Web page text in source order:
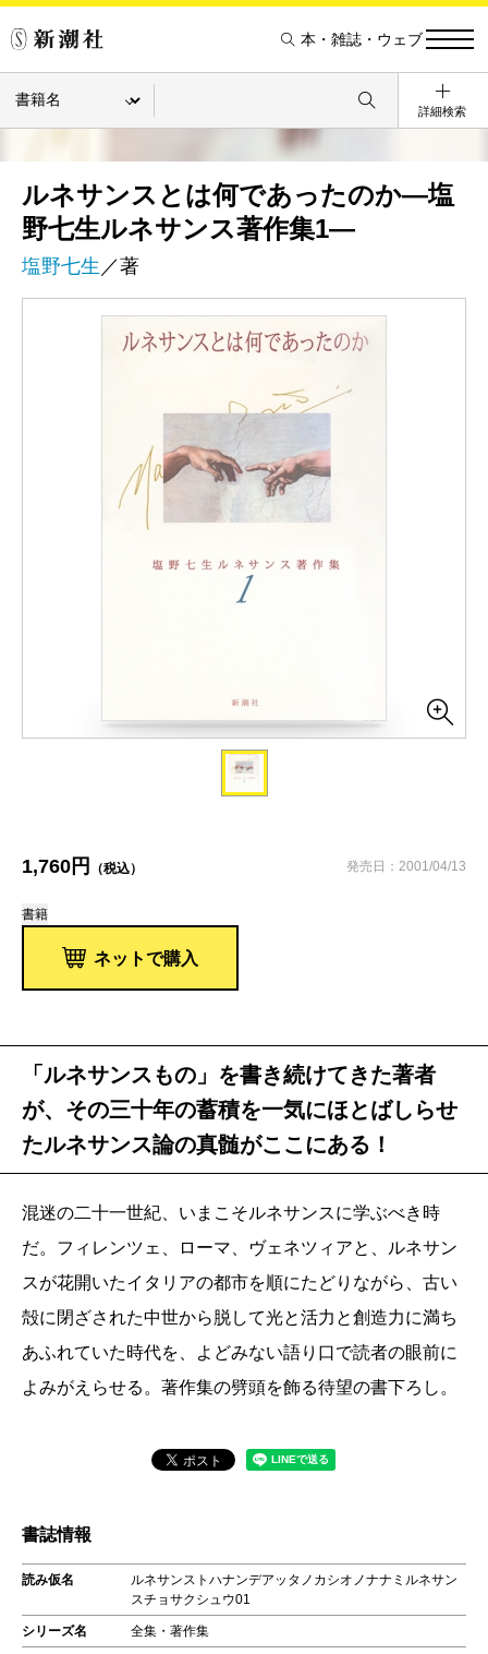
本・雑誌・ウェブ
詳細検索
ルネサンスとは何であったのか―塩
野七生ルネサンス著作集1―
塩野七生 ／著
1,760円 （税込） 発売日：2001/04/13
書籍
ネットで購入
「ルネサンスもの」を書き続けてきた著者
が、その三十年の蓄積を一気にほとばしらせ
たルネサンス論の真髄がここにある！
混迷の二十一世紀、いまこそルネサンスに学ぶべき時
だ。フィレンツェ、ローマ、ヴェネツィアと、ルネサン
スが花開いたイタリアの都市を順にたどりながら、古い
殻に閉ざされた中世から脱して光と活力と創造力に満ち
あふれていた時代を、よどみない語り口で読者の眼前に
よみがえらせる。著作集の劈頭を飾る待望の書下ろし。
書誌情報
読み仮名
ルネサンストハナンデアッタノカシオノナナミルネサン
スチョサクシュウ01
シリーズ名 全集・著作集